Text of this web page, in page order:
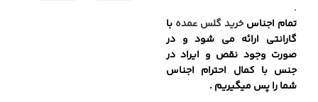
.
تمام اجناسخرید گلس عمده با
گارانتی ارائه می شود و در
صورت وجود نقص و ایراد در
جنس با کمال احترام اجناس
شما را پس میگیریم .